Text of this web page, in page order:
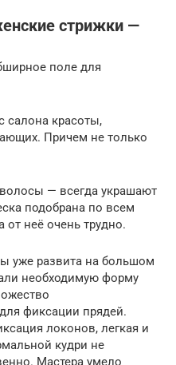
стрижки —
поле для
красоты,
Причем не только
— всегда украшают
подобрана по всем
от неё очень трудно.
уже развита на большом
необходимую форму
фиксации прядей.
локонов, легкая и
кудри не
Мастера умело